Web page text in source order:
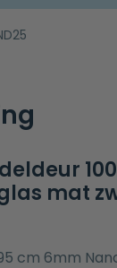
mat
cm 6mm